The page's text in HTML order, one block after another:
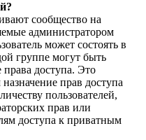
сообщество на
администратором
может состоять в
группе могут быть
доступа. Это
прав доступа
пользователей,
прав или
доступа к приватным